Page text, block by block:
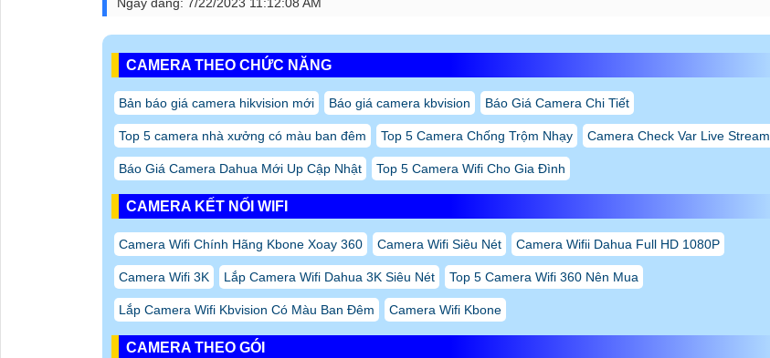
CAMERA THEO CHỨC NĂNG
Bản báo giá camera hikvision mới Báo giá camera kbvision Báo Giá Camera Chi Tiết
Top 5 camera nhà xưởng có màu ban đêm Top 5 Camera Chống Trộm Nhạy Camera Check Var Live Stream
Báo Giá Camera Dahua Mới Up Cập Nhật Top 5 Camera Wifi Cho Gia Đình
CAMERA KẾT NỐI WIFI
Camera Wifi Chính Hãng Kbone Xoay 360 Camera Wifi Siêu Nét Camera Wifii Dahua Full HD 1080P
Camera Wifi 3K Lắp Camera Wifi Dahua 3K Siêu Nét Top 5 Camera Wifi 360 Nên Mua
Lắp Camera Wifi Kbvision Có Màu Ban Đêm Camera Wifi Kbone
CAMERA THEO GÓI